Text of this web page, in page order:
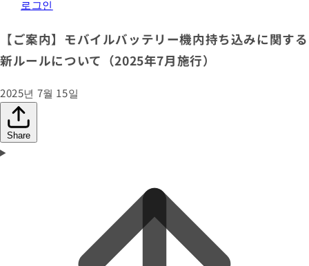
로그인
【ご案内】モバイルバッテリー機内持ち込みに関する
新ルールについて（2025年7月施行）
2025년 7월 15일
Share